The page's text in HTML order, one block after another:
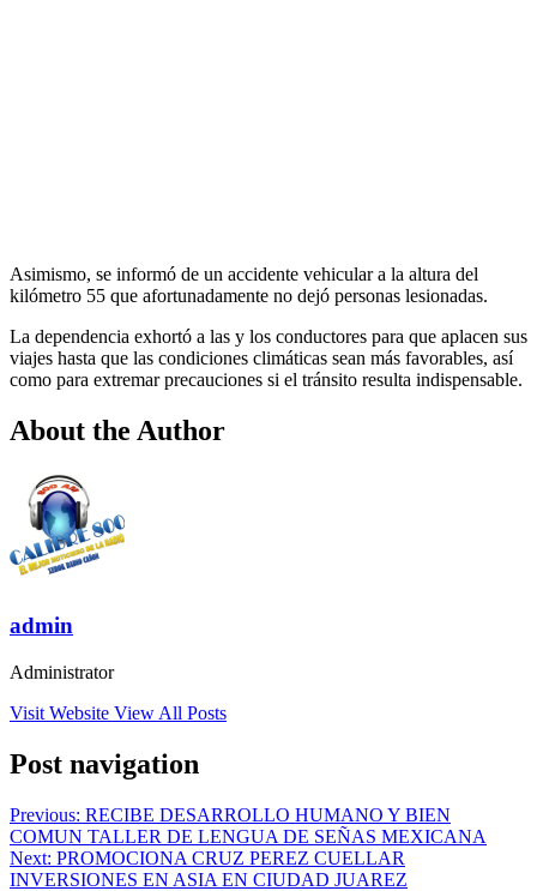
Asimismo, se informó de un accidente vehicular a la altura del
kilómetro 55 que afortunadamente no dejó personas lesionadas.
La dependencia exhortó a las y los conductores para que aplacen sus
viajes hasta que las condiciones climáticas sean más favorables, así
como para extremar precauciones si el tránsito resulta indispensable.
About the Author
admin
Administrator
Visit Website View All Posts
Post navigation
Previous: RECIBE DESARROLLO HUMANO Y BIEN
COMUN TALLER DE LENGUA DE SEÑAS MEXICANA
Next: PROMOCIONA CRUZ PEREZ CUELLAR
INVERSIONES EN ASIA EN CIUDAD JUAREZ